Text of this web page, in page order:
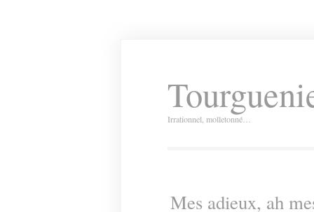
Irrationnel, molletonné…
Mes adieux, ah